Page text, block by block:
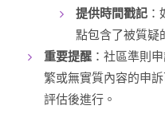
提供時間戳記
點包含了被質疑
重要提醒 ：社區準則
繁或無實質內容的申
評估後進行。